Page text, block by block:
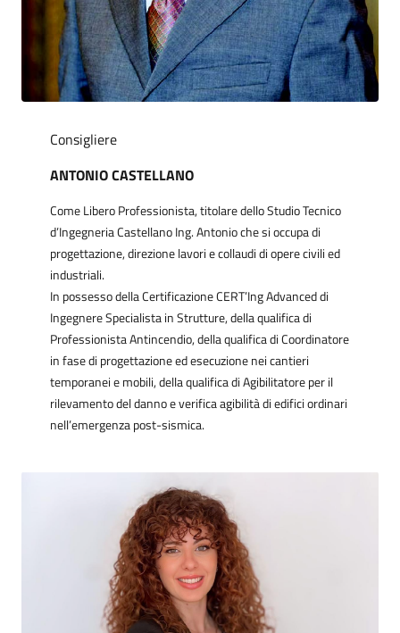
Consigliere
ANTONIO CASTELLANO
Come Libero Professionista, titolare dello Studio Tecnico
d’Ingegneria Castellano Ing. Antonio che si occupa di
progettazione, direzione lavori e collaudi di opere civili ed
industriali.
In possesso della Certificazione CERT’Ing Advanced di
Ingegnere Specialista in Strutture, della qualifica di
Professionista Antincendio, della qualifica di Coordinatore
in fase di progettazione ed esecuzione nei cantieri
temporanei e mobili, della qualifica di Agibilitatore per il
rilevamento del danno e verifica agibilità di edifici ordinari
nell’emergenza post-sismica.